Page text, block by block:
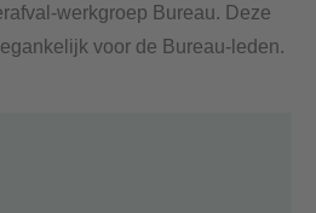
werkgroep Bureau. Deze
voor de Bureau-leden.